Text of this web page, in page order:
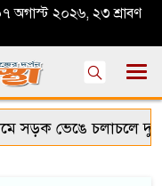
অগাস্ট ২০২৬, ২৩ শ্রাবণ
সড়ক ভেঙে চলাচলে